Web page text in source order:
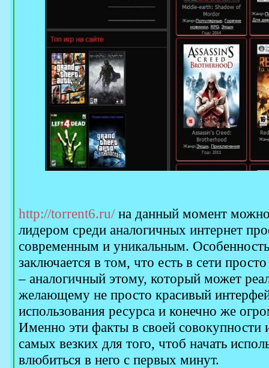
http://torrent6.ru/на данный момент можно
лидером среди аналогичных интернет
современным и уникальным.
заключается в том, что есть в сети
– аналогичный этому, который может
желающему не просто красивый
использования ресурса и конечно же
Именно эти факты в своей совокупности
самых везких для того, чтоб начать
влюбиться в него с первых минут.